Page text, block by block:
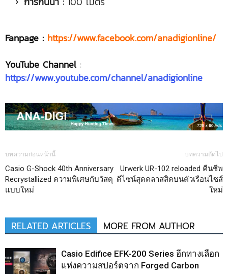
Fanpage : https://www.facebook.com/anadigionline/
YouTube Channel :
https://www.youtube.com/channel/anadigionline
บทความก่อนหน้านี้
Casio G-Shock 40th Anniversary
Recrystallized ความพิเศษกับวัสดุ
แบบใหม่
บทความถัดไป
Urwerk UR-102 reloaded คืนชีพ
ดีไซน์สุดคลาสสิคบนตัวเรือนไซส์
ใหม่
RELATED ARTICLES MORE FROM AUTHOR
Casio Edifice EFK-200 Series อีกทางเลือก
แห่งความสปอร์ตจาก Forged Carbon